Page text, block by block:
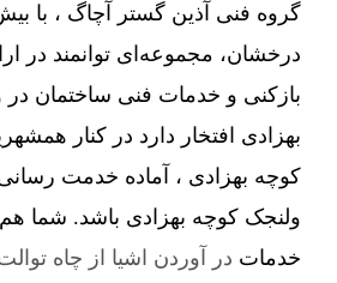
درخشان، مجموعه‌ای توانمند در
بازکنی و خدمات فنی ساختمان
بهزادی افتخار دارد در کنار
کوچه بهزادی ، آماده خدمت
ولنجک کوچه بهزادی باشد. شما هم
خدمات در آوردن اشیا از چاه